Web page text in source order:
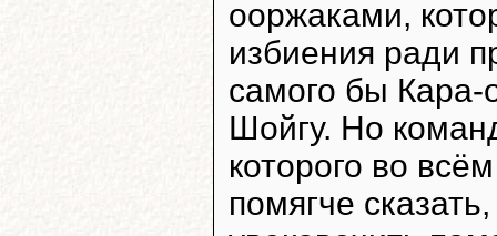
ооржаками,
избиения ради
самого бы
Шойгу. Но
которого во
помягче